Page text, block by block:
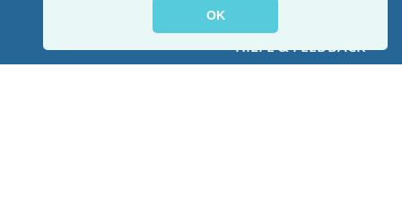
OK
HILFE & FEEDBACK